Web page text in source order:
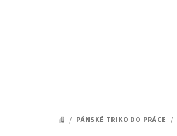
DOMŮ
/ PÁNSKÉ TRIKO DO PRÁCE /